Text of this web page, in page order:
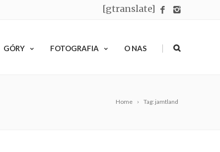
[gtranslate]
GÓRY FOTOGRAFIA O NAS |
Home Tag: jamtland